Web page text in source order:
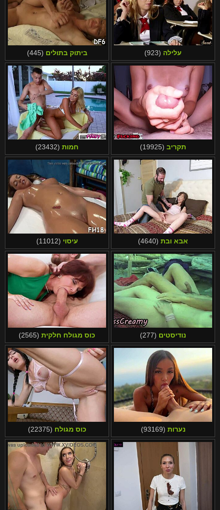
ביתוק בתולים (445) עלילה (923)
חמות (23432) תקריב (19925)
עיסוי (11012) אבא ובת (4640)
כוס מגולח חלקית (2565) נודיסטים (277)
כוס מגולח (22375) נערות (93169)